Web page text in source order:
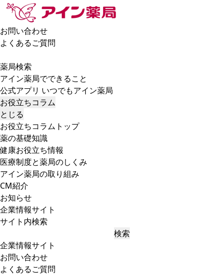
お問い合わせ
よくあるご質問
薬局検索
アイン薬局でできること
公式アプリ いつでもアイン薬局
お役立ちコラム
とじる
お役立ちコラムトップ
薬の基礎知識
健康お役立ち情報
医療制度と薬局のしくみ
アイン薬局の取り組み
CM紹介
お知らせ
企業情報サイト
サイト内検索
検索
企業情報サイト
お問い合わせ
よくあるご質問